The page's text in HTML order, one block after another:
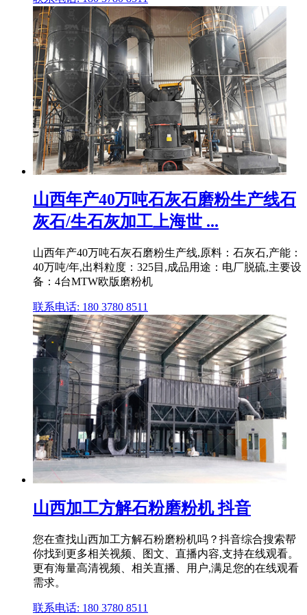
山西年产40万吨石灰石磨粉生产线石
灰石/生石灰加工上海世 ...
山西年产40万吨石灰石磨粉生产线,原料：石灰石,产能：
40万吨/年,出料粒度：325目,成品用途：电厂脱硫,主要设
备：4台MTW欧版磨粉机
联系电话: 180 3780 8511
山西加工方解石粉磨粉机 抖音
您在查找山西加工方解石粉磨粉机吗？抖音综合搜索帮
你找到更多相关视频、图文、直播内容,支持在线观看。
更有海量高清视频、相关直播、用户,满足您的在线观看
需求。
联系电话: 180 3780 8511